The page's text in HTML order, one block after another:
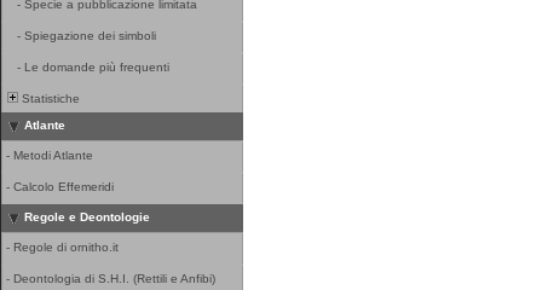
- Specie a pubblicazione limitata
- Spiegazione dei simboli
- Le domande più frequenti
Statistiche
Atlante
- Metodi Atlante
- Calcolo Effemeridi
Regole e Deontologie
- Regole di ornitho.it
- Deontologia di S.H.I. (Rettili e Anfibi)